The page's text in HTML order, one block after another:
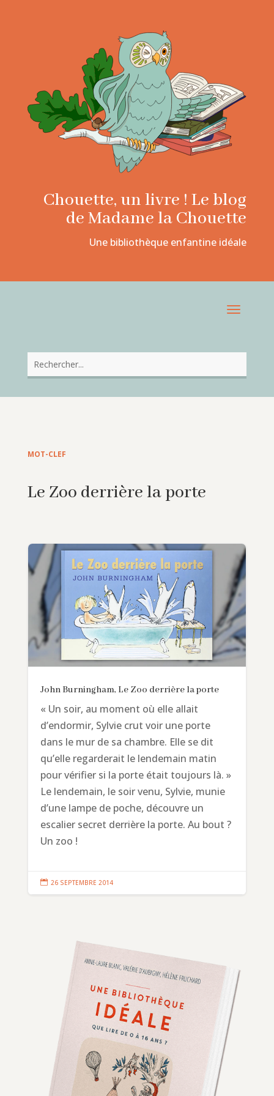
Chouette, un livre ! Le blog
de Madame la Chouette
Une bibliothèque enfantine idéale
MOT-CLEF
Le Zoo derrière la porte
John Burningham, Le Zoo derrière la porte
« Un soir, au moment où elle allait
d’endormir, Sylvie crut voir une porte
dans le mur de sa chambre. Elle se dit
qu’elle regarderait le lendemain matin
pour vérifier si la porte était toujours là. »
Le lendemain, le soir venu, Sylvie, munie
d’une lampe de poche, découvre un
escalier secret derrière la porte. Au bout ?
Un zoo !
 26 SEPTEMBRE 2014